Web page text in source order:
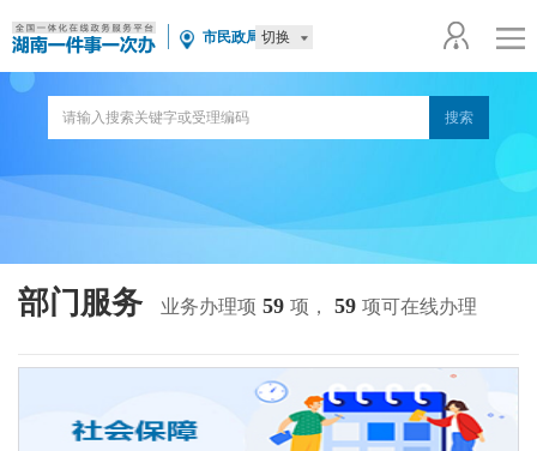
市民政局 切换
部门服务 业务办理项 59 项， 59 项可在线办理